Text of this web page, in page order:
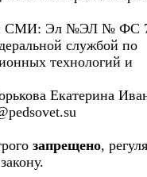
СМИ: Эл №ЭЛ № ФС
службой по
технологий и
Екатерина
запрещено,